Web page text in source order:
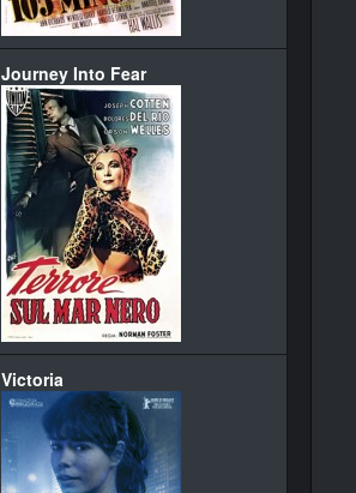
Journey Into Fear
Victoria